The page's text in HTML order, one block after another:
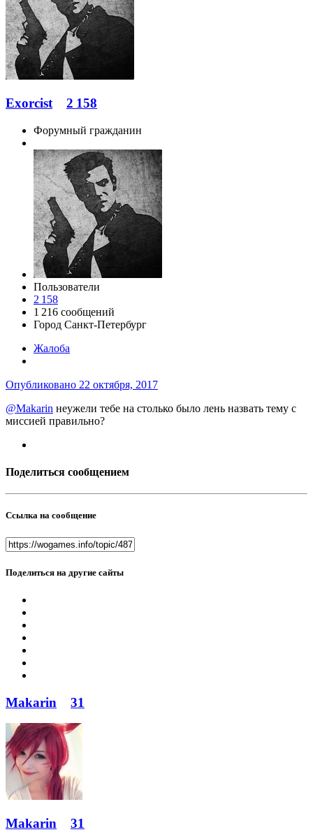
Exorcist 2 158
Форумный гражданин
Пользователи
2 158
1 216 сообщений
Город Санкт-Петербург
Жалоба
Опубликовано 22 октября, 2017
@Makarin неужели тебе на столько было лень назвать тему с
миссией правильно?
Поделиться сообщением
Ссылка на сообщение
Поделиться на другие сайты
Makarin 31
Makarin 31